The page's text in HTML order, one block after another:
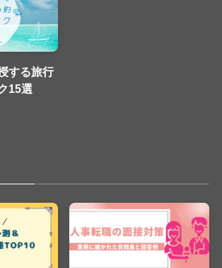
する旅行
15選